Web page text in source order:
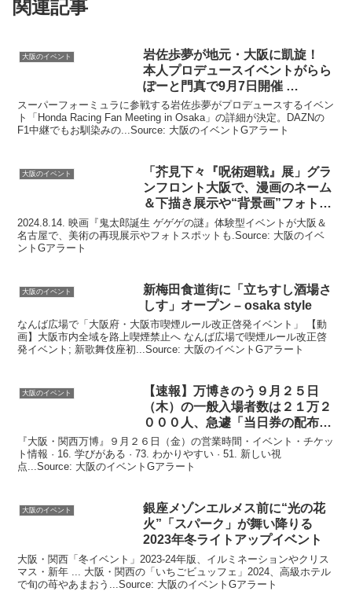
関連記事
大阪のイベント 岩佐歩夢が地元・ 大阪に凱旋！
本人プロデュースイベントがらら
ぽーと門真で9月7日開催 …
スーパーフォーミュラに参戦する岩佐歩夢がプロデュースするイベン
ト「Honda Racing Fan Meeting in Osaka」の詳細が決定。DAZNの
F1中継でもお馴染みの...Source: 大阪のイベントGアラート
大阪のイベント
「芥見下々『呪術廻戦』展」グラ
ンフロント 大阪で、漫画のネーム
＆下描き展示や“背景画”フォト
…
2024.8.14. 映画『鬼太郎誕生 ゲゲゲの謎』体験型イベントが大阪＆
名古屋で、美術の再現展示やフォトスポットも.Source: 大阪のイベ
ントGアラート
大阪のイベント
新梅田食道街に「立ちすし酒場さ
しす」オープン – osaka style
なんば広場で「大阪府・大阪市喫煙ルール改正啓発イベント」 【動
画】大阪市内全域を路上喫煙禁止へ なんば広場で喫煙ルール改正啓
発イベント; 新歌舞伎座初...Source: 大阪のイベントGアラート
大阪のイベント
【速報】万博きのう９月２５日
（木）の一般入場者数は２１万２
０００人、急遽「当日券の配布
…
『大阪・関西万博』９月２６日（金）の営業時間・イベント・チケッ
ト情報 · 16. 学びがある · 73. わかりやすい · 51. 新しい視
点...Source: 大阪のイベントGアラート
大阪のイベント
銀座メゾンエルメス前に“光の花
火”「スパーク」が舞い降りる
2023年冬ライトアップイベント
大阪・関西「冬イベント」2023-24年版、イルミネーションやクリス
マス・新年 ... 大阪・関西の「いちごビュッフェ」2024、高級ホテル
で旬の苺やあまおう...Source: 大阪のイベントGアラート